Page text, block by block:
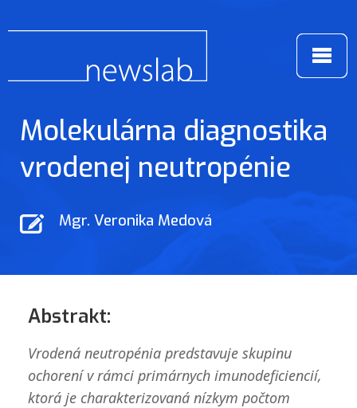
Molekulárna diagnostika
vrodenej neutropénie
Mgr. Veronika Medová
Abstrakt:
Vrodená neutropénia predstavuje skupinu
ochorení v rámci primárnych imunodeficiencií,
ktorá je charakterizovaná nízkym počtom